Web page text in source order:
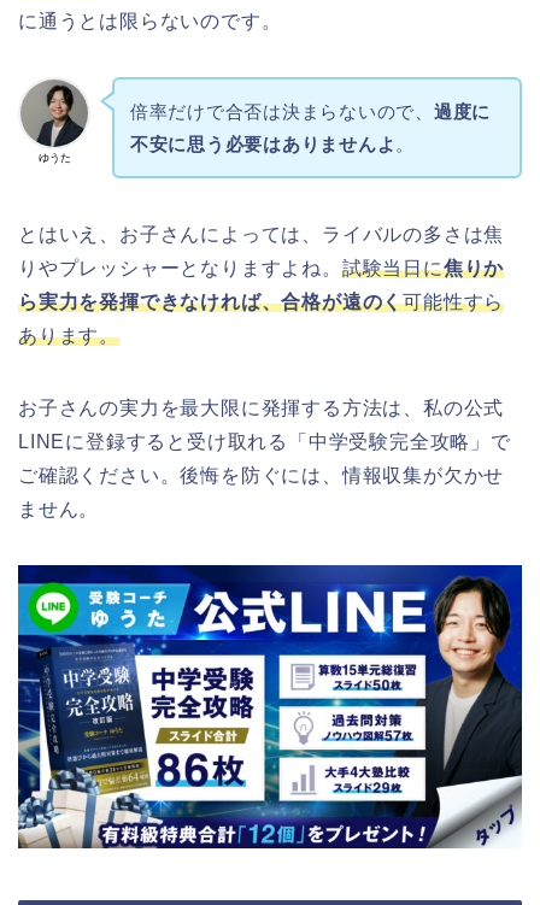
に通うとは限らないのです。
ゆうた
倍率だけで合否は決まらないので、 過度に
不安に思う必要はありませんよ 。
とはいえ、お子さんによっては、ライバルの多さは焦
りやプレッシャーとなりますよね。 試験当日に焦りか
ら実力を発揮できなければ、合格が遠のく可能性すら
あります。
お子さんの実力を最大限に発揮する方法は、私の公式
LINEに登録すると受け取れる「中学受験完全攻略」で
ご確認ください。後悔を防ぐには、情報収集が欠かせ
ません。